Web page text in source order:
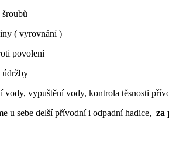
( vyrovnání )
povolení
údržby
vody, vypuštění vody, kontrola těsnosti
u sebe delší přívodní i odpadní hadice, za